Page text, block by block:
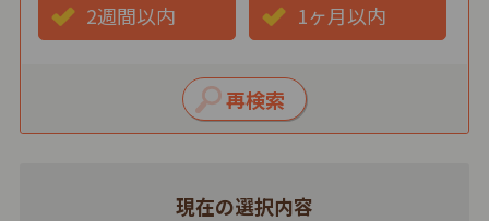
現在の選択内容
2週間以内 1ヶ月以内